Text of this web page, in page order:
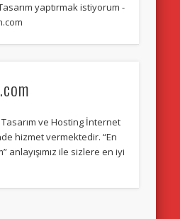
yaptırmak istiyorum -
ve Hosting İnternet
hizmet vermektedir. “En
anlayışımız ile sizlere en iyi